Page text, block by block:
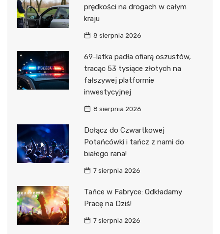
prędkości na drogach w całym
kraju
8 sierpnia 2026
69-latka padła ofiarą oszustów,
tracąc 53 tysiące złotych na
fałszywej platformie
inwestycyjnej
8 sierpnia 2026
Dołącz do Czwartkowej
Potańcówki i tańcz z nami do
białego rana!
7 sierpnia 2026
Tańce w Fabryce: Odkładamy
Pracę na Dziś!
7 sierpnia 2026